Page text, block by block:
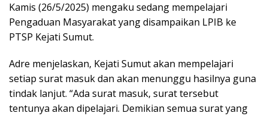
Kamis (26/5/2025) mengaku sedang mempelajari
Pengaduan Masyarakat yang disampaikan LPIB ke
PTSP Kejati Sumut.
Adre menjelaskan, Kejati Sumut akan mempelajari
setiap surat masuk dan akan menunggu hasilnya guna
tindak lanjut. “Ada surat masuk, surat tersebut
tentunya akan dipelajari. Demikian semua surat yang